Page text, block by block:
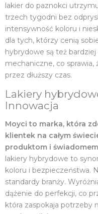
lakier do paznokci
trzech tygodni bez
intensywność koloru i
dla tych, którzy cenią
hybrydowe są też
mechaniczne, co sprawia,
przez dłuższy czas.
Lakiery
Innowacja
Moyci to marka, która
klientek na całym
produktom i
lakiery hybrydowe to
koloru i bezpieczeństwa.
standardy branży.
dążenie do perfekcji, co
która zaspokaja potrzeby